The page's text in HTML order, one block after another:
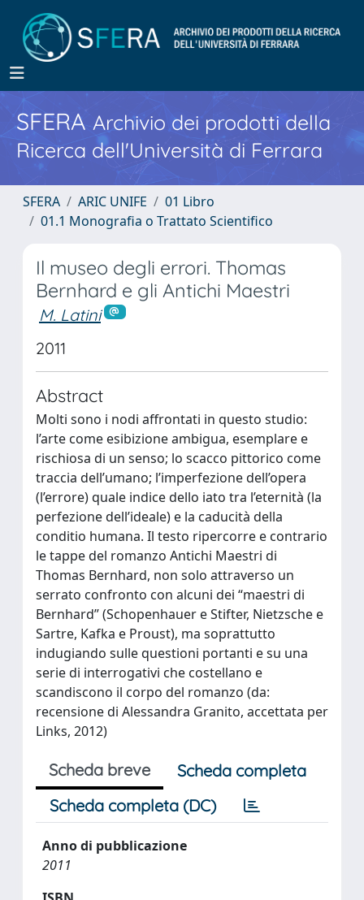
SFERA Archivio dei prodotti della
Ricerca dell'Università di Ferrara
SFERA ARIC UNIFE
01 Libro
01.1 Monografia o Trattato Scientifico
Il museo degli errori. Thomas
Bernhard e gli Antichi Maestri
M. Latini
2011
Abstract
Molti sono i nodi affrontati in questo studio:
l’arte come esibizione ambigua, esemplare e
rischiosa di un senso; lo scacco pittorico come
traccia dell’umano; l’imperfezione dell’opera
(l’errore) quale indice dello iato tra l’eternità (la
perfezione dell’ideale) e la caducità della
conditio humana. Il testo ripercorre e contrario
le tappe del romanzo Antichi Maestri di
Thomas Bernhard, non solo attraverso un
serrato confronto con alcuni dei “maestri di
Bernhard” (Schopenhauer e Stifter, Nietzsche e
Sartre, Kafka e Proust), ma soprattutto
indugiando sulle questioni portanti e su una
serie di interrogativi che costellano e
scandiscono il corpo del romanzo (da:
recensione di Alessandra Granito, accettata per
Links, 2012)
Scheda breve
Scheda completa
Scheda completa (DC)
Anno di pubblicazione
2011